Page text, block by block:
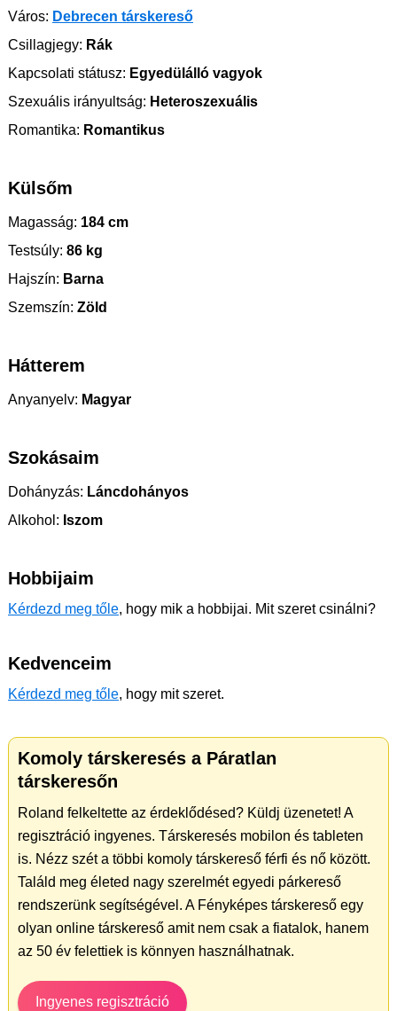
Város: Debrecen társkereső
Csillagjegy: Rák
Kapcsolati státusz: Egyedülálló vagyok
Szexuális irányultság: Heteroszexuális
Romantika: Romantikus
Külsőm
Magasság: 184 cm
Testsúly: 86 kg
Hajszín: Barna
Szemszín: Zöld
Hátterem
Anyanyelv: Magyar
Szokásaim
Dohányzás: Láncdohányos
Alkohol: Iszom
Hobbijaim
Kérdezd meg tőle, hogy mik a hobbijai. Mit szeret csinálni?
Kedvenceim
Kérdezd meg tőle, hogy mit szeret.
Komoly társkeresés a Páratlan
társkeresőn
Roland felkeltette az érdeklődésed? Küldj üzenetet! A
regisztráció ingyenes. Társkeresés mobilon és tableten
is. Nézz szét a többi komoly társkereső férfi és nő között.
Találd meg életed nagy szerelmét egyedi párkereső
rendszerünk segítségével. A Fényképes társkereső egy
olyan online társkereső amit nem csak a fiatalok, hanem
az 50 év felettiek is könnyen használhatnak.
Ingyenes regisztráció